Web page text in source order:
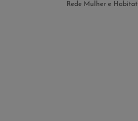
Rede Mulher e Habitat